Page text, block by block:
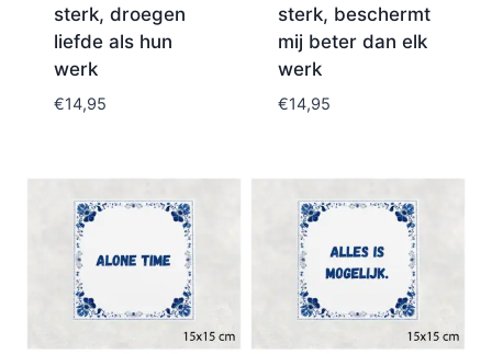
sterk, droegen
liefde als hun
werk
€14,95
sterk, beschermt
mij beter dan elk
werk
€14,95